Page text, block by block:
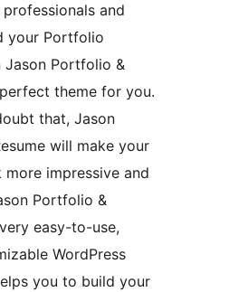
and
your Portfolio
Jason Portfolio &
theme for you.
that, Jason
will make your
more impressive and
Portfolio &
easy-to-use,
WordPress
you to build your